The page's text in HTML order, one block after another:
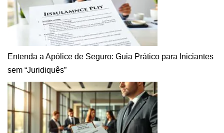
Entenda a Apólice de Seguro: Guia Prático para Iniciantes
sem “Juridiquês”